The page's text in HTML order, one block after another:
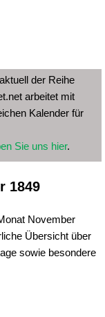
der Reihe
arbeitet mit
Kalender für
Sie uns hier.
1849
November
Übersicht über
sowie besondere